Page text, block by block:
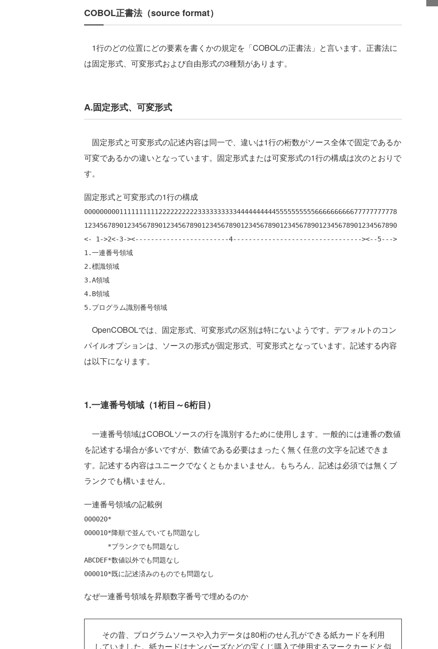
COBOL正書法（source format）
1行のどの位置にどの要素を書くかの規定を「COBOLの正書法」と言います。正書法に
は固定形式、可変形式および自由形式の3種類があります。
A.固定形式、可変形式
固定形式と可変形式の記述内容は同一で、違いは1行の桁数がソース全体で固定であるか
可変であるかの違いとなっています。固定形式または可変形式の1行の構成は次のとおりで
す。
固定形式と可変形式の1行の構成
00000000011111111112222222222333333333344444444445555555555666666666677777777778
12345678901234567890123456789012345678901234567890123456789012345678901234567890
<- 1->2<-3-><------------------------4---------------------------------><--5--->
1.一連番号領域
2.標識領域
3.A領域
4.B領域
OpenCOBOLでは、固定形式、可変形式の区別は特にないようです。デフォルトのコン
パイルオプションは、ソースの形式が固定形式、可変形式となっています。記述する内容
は以下になります。
1.一連番号領域（1桁目～6桁目）
一連番号領域はCOBOLソースの行を識別するために使用します。一般的には連番の数値
を記述する場合が多いですが、数値である必要はまったく無く任意の文字を記述できま
す。記述する内容はユニークでなくともかまいません。もちろん、記述は必須では無くブ
ランクでも構いません。
一連番号領域の記載例
000020*
000010*降順で並んでいても問題なし
ABCDEF*数値以外でも問題なし
なぜ一連番号領域を昇順数字番号で埋めるのか
その昔、プログラムソースや入力データは80桁のせん孔ができる紙カードを利用
していました。紙カードはナンバーズなどの宝くじ購入で使用するマークカードと似